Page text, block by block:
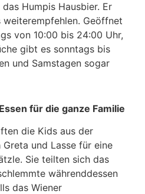
Humpis Hausbier. Er
Geöffnet
von 10:00 bis 24:00 Uhr,
gibt es sonntags bis
und Samstagen sogar
für die ganze Familie
die Kids aus der
und Lasse für eine
Sie teilten sich das
währenddessen
das Wiener